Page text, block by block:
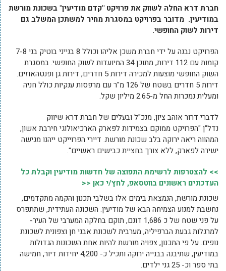
חברת דרא החלה לשווק את פרויקט "קדם מודיעין" בשכונת מורשת
במודיעין. מדובר בפרויקט במסגרת מחיר למשתכן המשלב גם
דירות לשוק החופשי.
הפרויקט נבנה על ידי חברת משכן אליהו וכולל 8 בנייני בוטיק בני 7-8
קומות עם 112 דירות, מתוכן 34 המיועדות לשוק החופשי. במסגרת
השוק החופשי מוצעות למכירה דירות 5 חדרים, דירות גן ופנטהאוזים.
דירות 5 חדרים בשטח של 126 מ"ר עם מרפסות ענקיות כולל חניה
ומעלית נמכרות החל מ-2.65 מיליון שקל.
לדברי דרור אוהב ציון, מנכ"ל ובעלים של חברת דרא שיווק
נדל"ן "הפרויקט ממוקם בצמידות לפארק הארכיאולוגי חירבת אשון,
המהווה ריאה ירוקה בלב שכונת מורשת. דיירי הפרוייקט ייהנו מגישה
ישירה לפארק, ללא צורך בחציית כבישים ראשיים".
>> להצטרפות לרשימת התפוצה של חדשות מודיעין וקבלת כל
העדכונים ראשונים בווטסאפ, לחץ/י כאן <<
שכונת מורשת, הנמצאת בימים אלו בשלבי תכנון והקמה מתקדמים,
נחשבת למנוע הצמיחה הבא של מודיעין. השכונה העתידית, שתתפרס
על פני שטח של כ 1,686 דונם, תוקם בחלקה המערבי של העיר-
למרגלות גבעת הברפיליה, מערבית לשכונת אבני חן וצפונית לשכונת
נופים. על פי התכנון, צפויה מורשת להיות אחת השכונות הגדולות
במודיעין, שתיבנה בבנייה ירוקה ותכיל כ- 4,200 יחידות דיור, חמישה
בתי ספר וכ- 25 גני ילדים.